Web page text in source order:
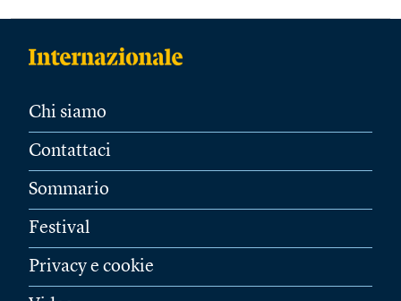
Chi siamo
Contattaci
Sommario
Festival
Privacy e cookie